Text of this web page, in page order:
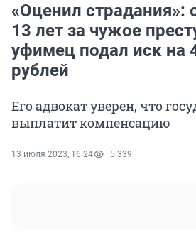
«Оценил страдания»:
13 лет за чужое
уфимец подал иск на
рублей
Его адвокат уверен, что
выплатит компенсацию
13 июля 2023, 16:24 5 339